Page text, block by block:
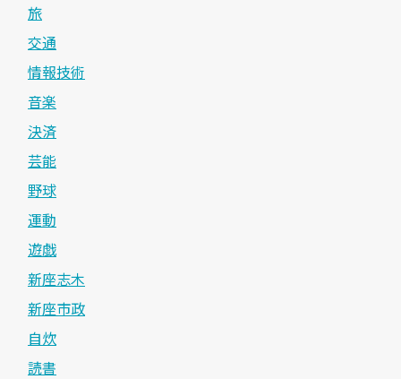
旅
交通
情報技術
音楽
決済
芸能
野球
運動
遊戯
新座志木
新座市政
自炊
読書